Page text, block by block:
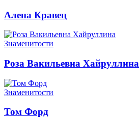
Алена Кравец
Знаменитости
Роза Вакильевна Хайруллина
Знаменитости
Том Форд